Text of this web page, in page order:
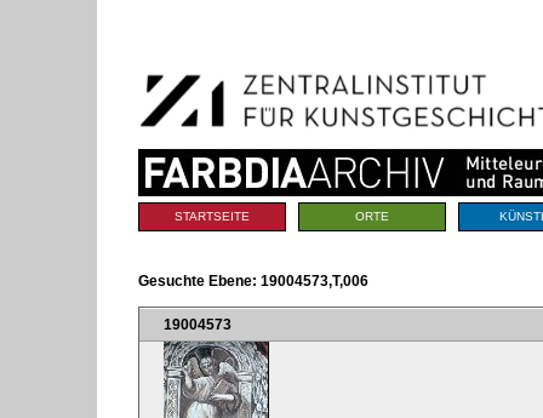
Navigation
Sektionen
STARTSEITE ORTE
Gesuchte Ebene: 19004573,T,006
19004573